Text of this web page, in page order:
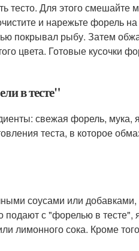
тесто. Для этого смешайте
и нарежьте форель
покрывал рыбу. Затем
цвета. Готовые кусочки
в тесте"
свежая форель, мука,
теста, в которое
соусами или
с "форелью в тесте",
лимонного сока. Кроме